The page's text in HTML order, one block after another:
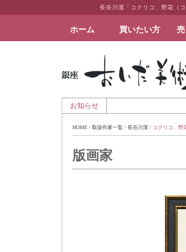
長谷川潔「コクリコ、野花（
ホーム 買いたい方
絵画など美術品の販売と買取 | 東
お知らせ
HOME / 取扱作家一覧 / 長谷川潔 / コクリコ、野
版画家